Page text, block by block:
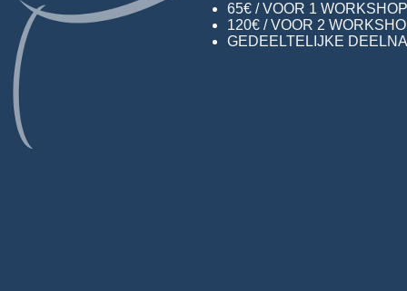
65€ / VOOR 1
120€ / VOOR 2
GEDEELTELIJKE